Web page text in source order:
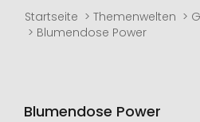
Startseite Themenwelten
Blumendose Power
Blumendose Power